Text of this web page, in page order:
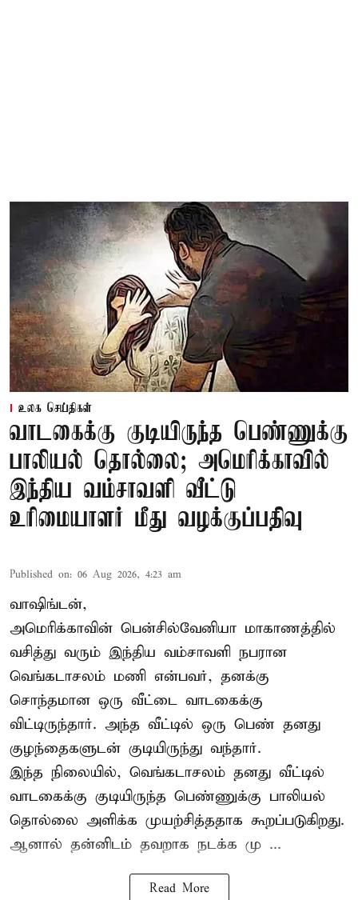
உலக செய்திகள்
வாடகைக்கு குடியிருந்த பெண்ணுக்கு
பாலியல் தொல்லை; அமெரிக்காவில்
இந்திய வம்சாவளி வீட்டு
உரிமையாளர் மீது வழக்குப்பதிவு
Published on: 06 Aug 2026, 4:23 am
வாஷிங்டன்,
அமெரிக்காவின் பென்சில்வேனியா மாகாணத்தில்
வசித்து வரும் இந்திய வம்சாவளி நபரான
வெங்கடாசலம் மணி என்பவர், தனக்கு
சொந்தமான ஒரு வீட்டை வாடகைக்கு
விட்டிருந்தார். அந்த வீட்டில் ஒரு பெண் தனது
குழந்தைகளுடன் குடியிருந்து வந்தார்.
இந்த நிலையில், வெங்கடாசலம் தனது வீட்டில்
வாடகைக்கு குடியிருந்த பெண்ணுக்கு பாலியல்
தொல்லை அளிக்க முயற்சித்ததாக கூறப்படுகிறது.
ஆனால் தன்னிடம் தவறாக நடக்க மு ...
Read More